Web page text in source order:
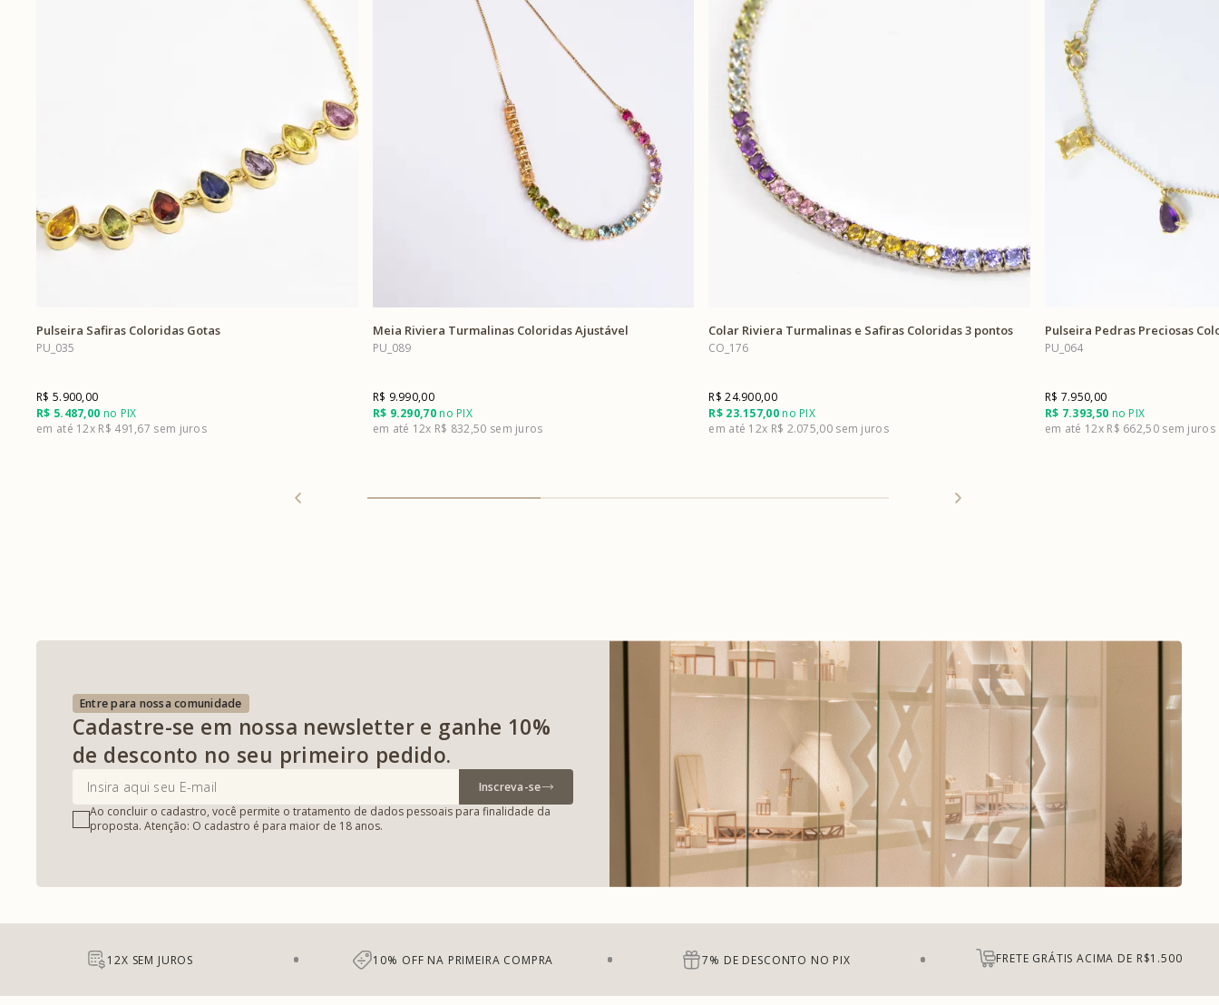
Pulseira Safiras Coloridas Gotas
PU_035
R$ 5.487,00 no PIX
R$ 5.900,00
12x R$ 491,67
Meia Riviera Turmalinas Coloridas Ajustável
PU_089
R$ 9.290,70no PIX
R$ 9.990,00
12x R$ 832,50
Colar Riviera Turmalinas e Safiras Coloridas 3 pontos
CO_176
R$ 23.157,00no PIX
R$ 24.900,00
12x R$ 2.075,00
Pulseira Pedras Preciosas
PU_064
R$ 7.393,50 no PIX
R$ 7.950,00
12x R$ 662,50
Entre para nossa comunidade
Cadastre-se em nossa newsletter e ganhe 10%
de desconto no seu primeiro pedido.
Inscreva-se
Ao concluir o cadastro, você permite o tratamento de dados pessoais para finalidade da
proposta. Atenção: O cadastro é para maior de 18 anos.
12X SEM JUROS 10% OFF NA PRIMEIRA COMPRA 7% DE DESCONTO NO PIX FRETE GRÁTIS ACIMA DE R$1.500